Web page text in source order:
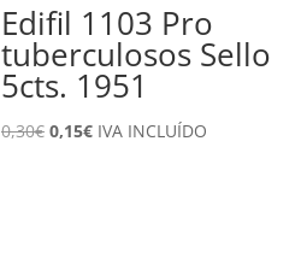
Edifil 1103 Pro
tuberculosos Sello
5cts. 1951
0,30€ El
0,15€ElIVA INCLUÍDO